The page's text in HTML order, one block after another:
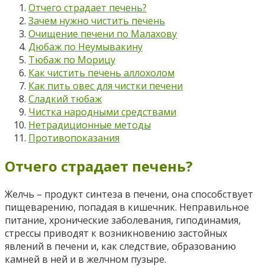
Отчего страдает печень?
Зачем нужно чистить печень
Очищение печени по Малахову
Дюбаж по Неумывакину
Тюбаж по Морицу
Как чистить печень аллохолом
Как пить овес для чистки печени
Сладкий тюбаж
Чистка народными средствами
Нетрадиционные методы
Противопоказания
Отчего страдает печень?
Желчь – продукт синтеза в печени, она способствует
пищеварению, попадая в кишечник. Неправильное
питание, хронические заболевания, гиподинамия,
стрессы приводят к возникновению застойных
явлений в печени и, как следствие, образованию
камней в ней и в желчном пузыре.